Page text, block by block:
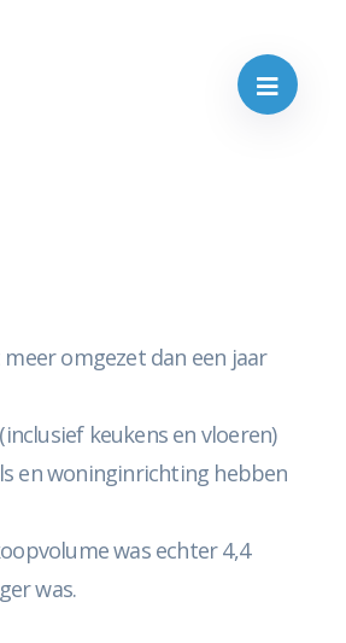
omgezet dan een jaar
keukens en vloeren)
en woninginrichting hebben
was echter 4,4
was.